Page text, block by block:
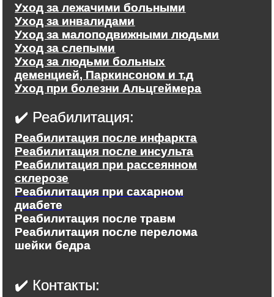
Уход за лежачими больными
Уход за инвалидами
Уход за малоподвижными людьми
Уход за слепыми
Уход за людьми больных
деменцией, Паркинсоном и т.д
Уход при болезни Альцгеймера
✔️ Реабилитация:
Реабилитация после инфаркта
Реабилитация после инсульта
Реабилитация при рассеянном
склерозе
Реабилитация при сахарном
диабете
Реабилитация после травм
Реабилитация после перелома
шейки бедра
✔️ Контакты: